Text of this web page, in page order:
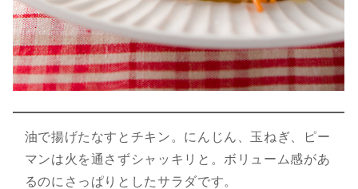
油で揚げたなすとチキン。にんじん、玉ねぎ、ピー
マンは火を通さずシャッキリと。ボリューム感があ
るのにさっぱりとしたサラダです。